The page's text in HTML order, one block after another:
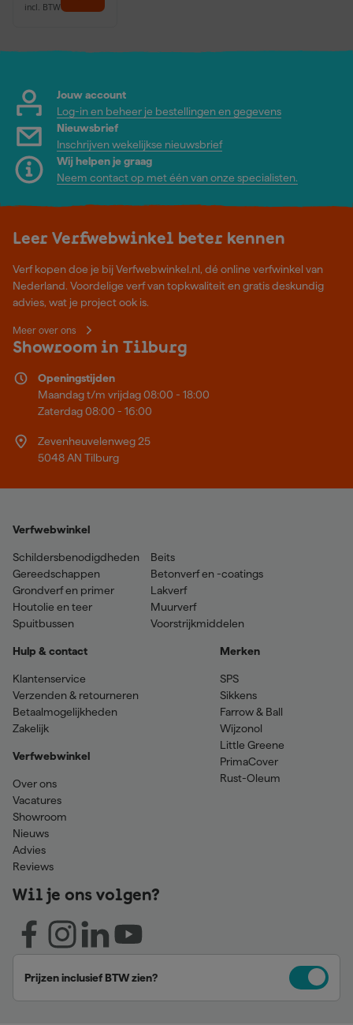
incl. BTW
Jouw account
Log-in en beheer je bestellingen en gegevens
Nieuwsbrief
Inschrijven wekelijkse nieuwsbrief
Wij helpen je graag
Neem contact op met één van onze specialisten.
Leer Verfwebwinkel beter kennen
Verf kopen doe je bij Verfwebwinkel.nl, dé online verfwinkel van
Nederland. Voordelige verf van topkwaliteit en gratis deskundig
advies, wat je project ook is.
Meer over ons
Showroom in Tilburg
Openingstijden
Maandag t/m vrijdag 08:00 - 18:00
Zaterdag 08:00 - 16:00
Zevenheuvelenweg 25
5048 AN Tilburg
Verfwebwinkel
Schildersbenodigdheden
Gereedschappen
Grondverf en primer
Houtolie en teer
Spuitbussen
Beits
Betonverf en -coatings
Lakverf
Muurverf
Voorstrijkmiddelen
Hulp & contact
Klantenservice
Verzenden & retourneren
Betaalmogelijkheden
Zakelijk
Verfwebwinkel
Over ons
Vacatures
Showroom
Nieuws
Advies
Reviews
Merken
SPS
Sikkens
Farrow & Ball
Wijzonol
Little Greene
PrimaCover
Rust-Oleum
Wil je ons volgen?
Prijzen inclusief BTW zien?